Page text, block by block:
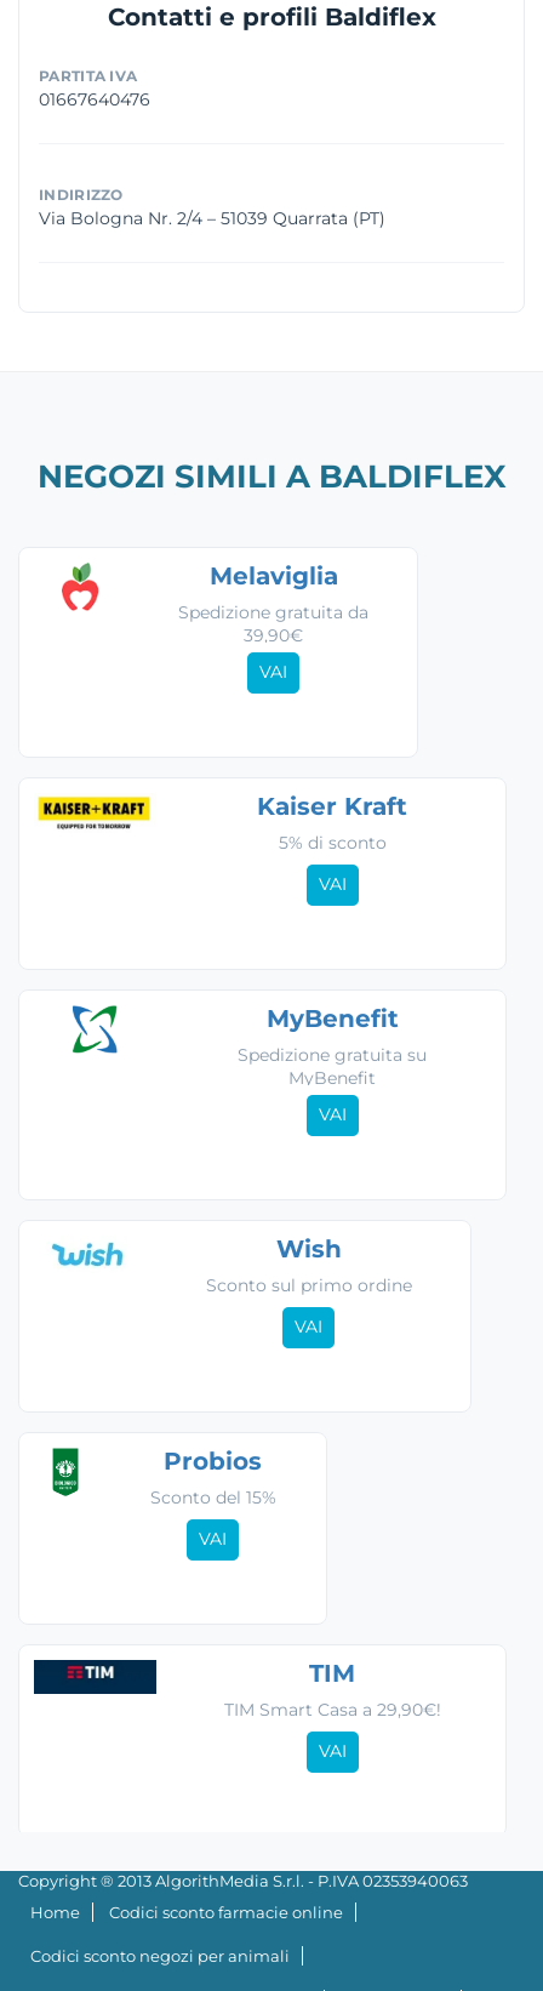
Contatti e profili Baldiflex
PARTITA IVA
01667640476
INDIRIZZO
Via Bologna Nr. 2/4 – 51039 Quarrata (PT)
NEGOZI SIMILI A BALDIFLEX
Melaviglia
Spedizione gratuita da
39,90€
VAI
Kaiser Kraft
5% di sconto
VAI
MyBenefit
Spedizione gratuita su
MyBenefit
VAI
Wish
Sconto sul primo ordine
VAI
Probios
Sconto del 15%
VAI
TIM
TIM Smart Casa a 29,90€!
VAI
Copyright ® 2013 AlgorithMedia S.r.l. - P.IVA 02353940063
Home
Codici sconto farmacie online
Codici sconto negozi per animali